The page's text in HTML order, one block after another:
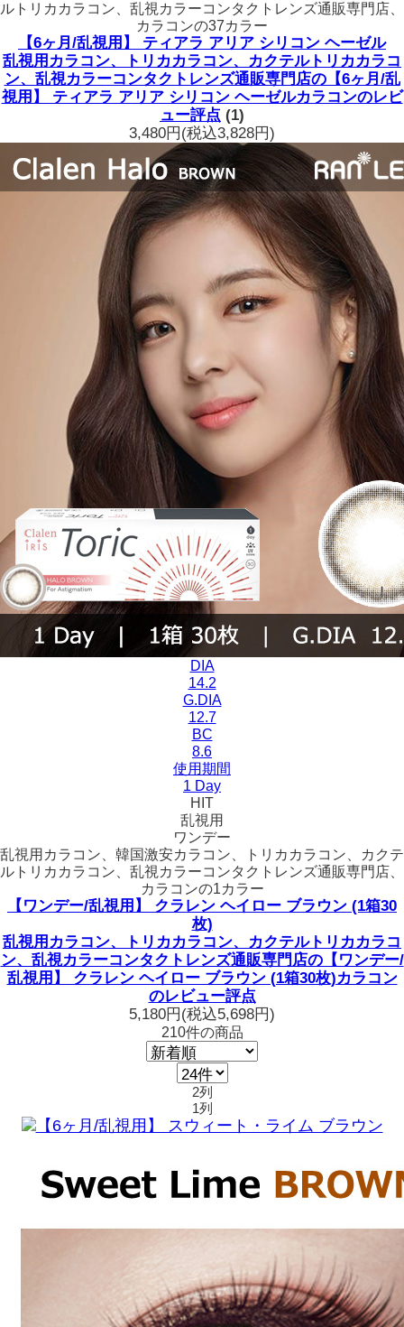
ルトリカカラコン、乱視カラーコンタクトレンズ通販専門店、
カラコンの37カラー
【6ヶ月/乱視用】 ティアラ アリア シリコン ヘーゼル
乱視用カラコン、トリカカラコン、カクテルトリカカラコ
ン、乱視カラーコンタクトレンズ通販専門店の【6ヶ月/乱
視用】 ティアラ アリア シリコン ヘーゼルカラコンのレビ
ュー評点 (1)
3,480円 (税込3,828円)
DIA
14.2
G.DIA
12.7
BC
8.6
使用期間
1 Day
HIT
乱視用
ワンデー
乱視用カラコン、韓国激安カラコン、トリカカラコン、カクテ
ルトリカカラコン、乱視カラーコンタクトレンズ通販専門店、
カラコンの1カラー
【ワンデー/乱視用】 クラレン ヘイロー ブラウン (1箱30
枚)
乱視用カラコン、トリカカラコン、カクテルトリカカラコ
ン、乱視カラーコンタクトレンズ通販専門店の【ワンデー/
乱視用】 クラレン ヘイロー ブラウン (1箱30枚)カラコン
のレビュー評点
5,180円 (税込5,698円)
210件の商品
2列
1列